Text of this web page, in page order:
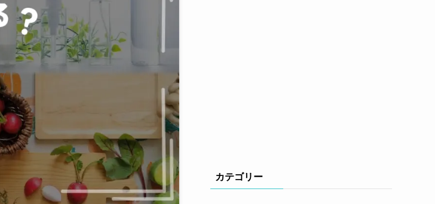
カテゴリー